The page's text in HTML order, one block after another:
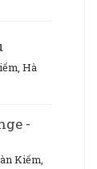
Hà
-
Kiếm,